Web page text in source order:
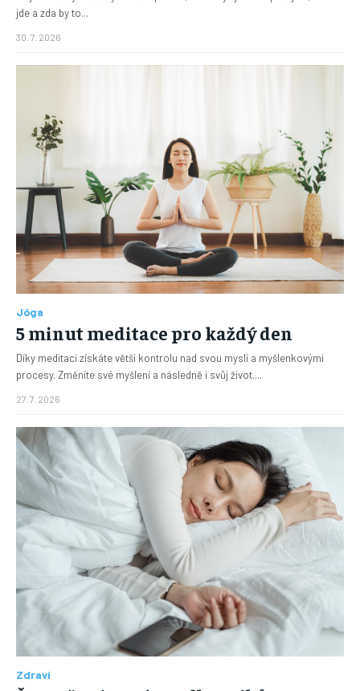
jde a zda by to...
30. 7. 2026
Jóga
5 minut meditace pro každý den
Díky meditaci získáte větší kontrolu nad svou myslí a myšlenkovými
procesy. Změníte své myšlení a následně i svůj život....
27. 7. 2026
Zdraví